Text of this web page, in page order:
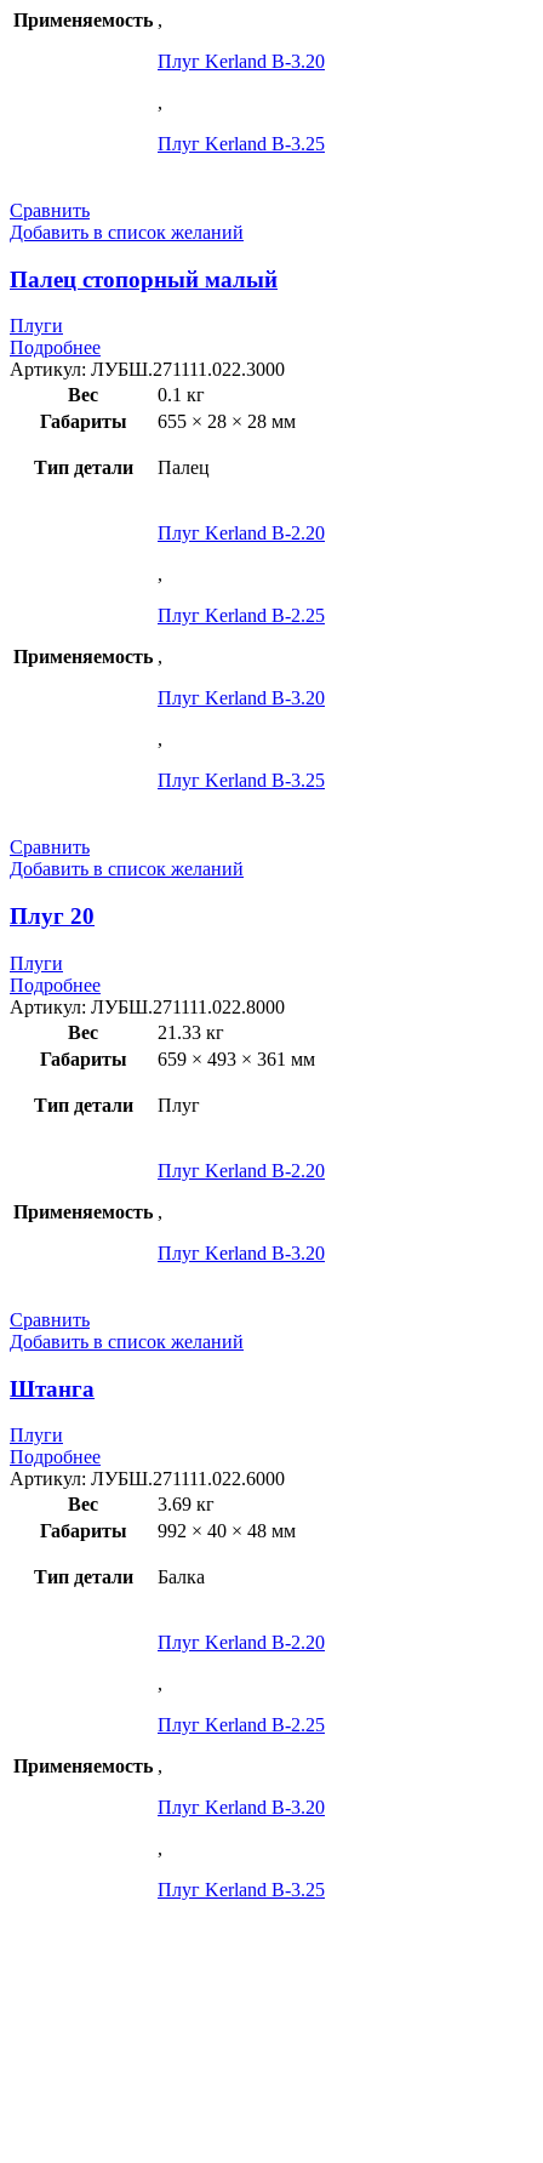
Применяемость ,
Плуг Kerland B-3.20
,
Плуг Kerland B-3.25
Сравнить
Добавить в список желаний
Палец стопорный малый
Плуги
Подробнее
Артикул: ЛУБШ.271111.022.3000
Вес
0.1 кг
Габариты
655 × 28 × 28 мм
Тип детали Палец
Применяемость
Плуг Kerland B-2.20
,
Плуг Kerland B-2.25
,
Плуг Kerland B-3.20
,
Плуг Kerland B-3.25
Сравнить
Добавить в список желаний
Плуг 20
Плуги
Подробнее
Артикул: ЛУБШ.271111.022.8000
Вес
21.33 кг
Габариты
659 × 493 × 361 мм
Тип детали Плуг
Применяемость
Плуг Kerland B-2.20
,
Плуг Kerland B-3.20
Сравнить
Добавить в список желаний
Штанга
Плуги
Подробнее
Артикул: ЛУБШ.271111.022.6000
Вес
3.69 кг
Габариты
992 × 40 × 48 мм
Тип детали Балка
Применяемость
Плуг Kerland B-2.20
,
Плуг Kerland B-2.25
,
Плуг Kerland B-3.20
,
Плуг Kerland B-3.25